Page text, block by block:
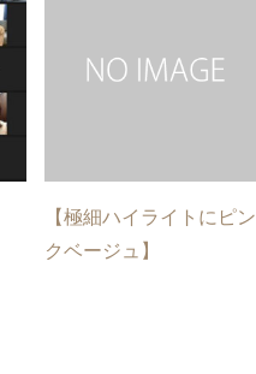
【極細ハイライトにピン
クベージュ】